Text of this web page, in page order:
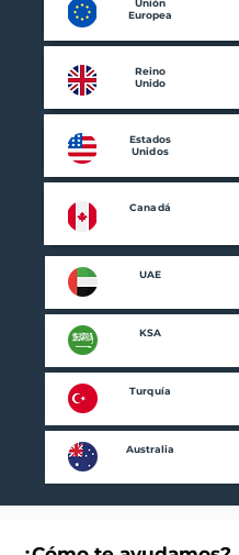
Unión
Europea
Reino
Unido
Estados
Unidos
Canadá
UAE
KSA
Turquía
Australia